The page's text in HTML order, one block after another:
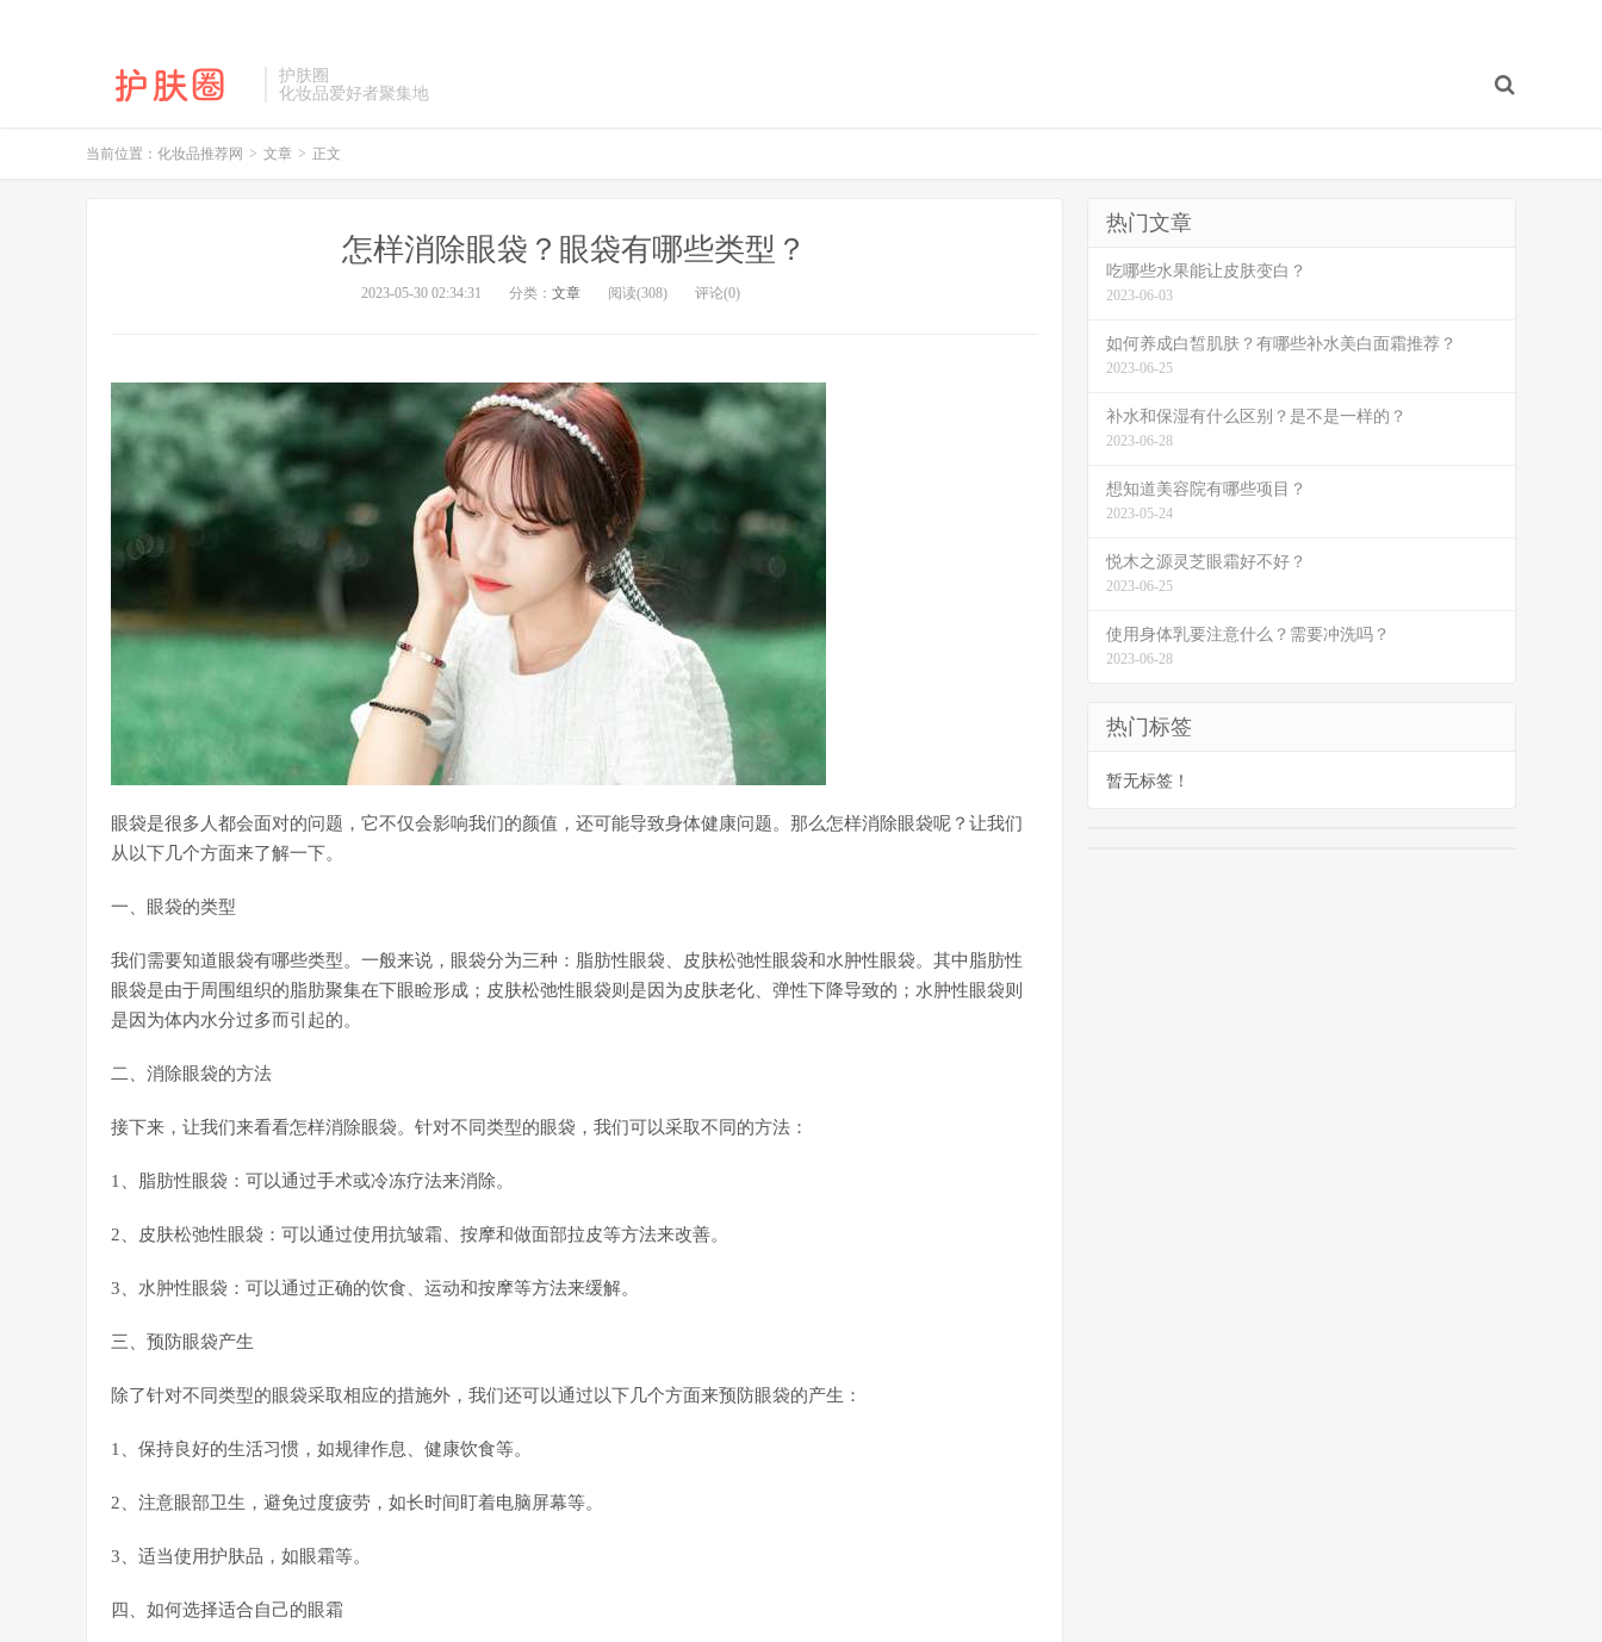
护肤圈
化妆品爱好者聚集地
当前位置： 化妆品推荐网 > 文章 > 正文
怎样消除眼袋？眼袋有哪些类型？
2023-05-30 02:34:31 分类： 文章 阅读(308) 评论(0)
眼袋是很多人都会面对的问题，它不仅会影响我们的颜值，还可能导致身体健康问题。那么怎样消除眼袋呢？让我们
从以下几个方面来了解一下。
一、眼袋的类型
我们需要知道眼袋有哪些类型。一般来说，眼袋分为三种：脂肪性眼袋、皮肤松弛性眼袋和水肿性眼袋。其中脂肪性
眼袋是由于周围组织的脂肪聚集在下眼睑形成；皮肤松弛性眼袋则是因为皮肤老化、弹性下降导致的；水肿性眼袋则
是因为体内水分过多而引起的。
二、消除眼袋的方法
接下来，让我们来看看怎样消除眼袋。针对不同类型的眼袋，我们可以采取不同的方法：
1、脂肪性眼袋：可以通过手术或冷冻疗法来消除。
2、皮肤松弛性眼袋：可以通过使用抗皱霜、按摩和做面部拉皮等方法来改善。
3、水肿性眼袋：可以通过正确的饮食、运动和按摩等方法来缓解。
三、预防眼袋产生
除了针对不同类型的眼袋采取相应的措施外，我们还可以通过以下几个方面来预防眼袋的产生：
1、保持良好的生活习惯，如规律作息、健康饮食等。
2、注意眼部卫生，避免过度疲劳，如长时间盯着电脑屏幕等。
3、适当使用护肤品，如眼霜等。
四、如何选择适合自己的眼霜
热门文章
吃哪些水果能让皮肤变白？
2023-06-03
如何养成白皙肌肤？有哪些补水美白面霜推荐？
2023-06-25
补水和保湿有什么区别？是不是一样的？
2023-06-28
想知道美容院有哪些项目？
2023-05-24
悦木之源灵芝眼霜好不好？
2023-06-25
使用身体乳要注意什么？需要冲洗吗？
2023-06-28
热门标签
暂无标签！